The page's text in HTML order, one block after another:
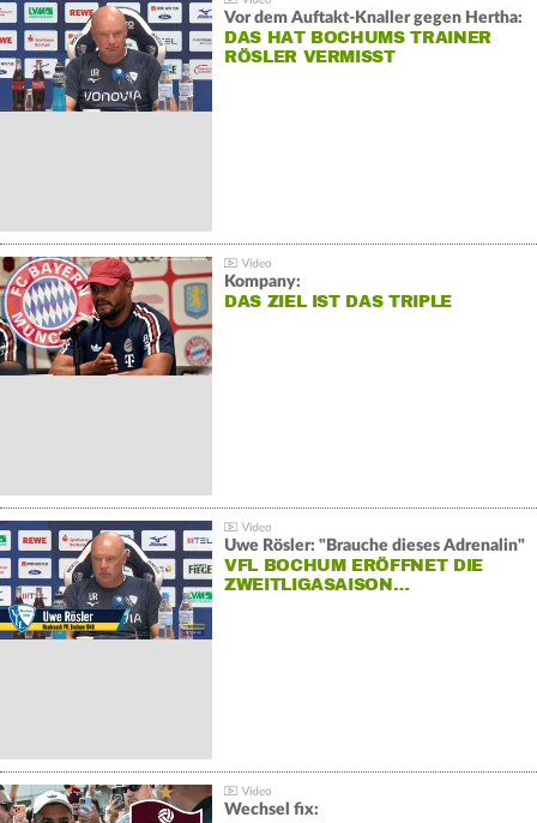
Vor dem Auftakt-Knaller gegen Hertha:
DAS HAT BOCHUMS TRAINER
RÖSLER VERMISST
Kompany:
DAS ZIEL IST DAS TRIPLE
Uwe Rösler: "Brauche dieses Adrenalin"
VFL BOCHUM ERÖFFNET DIE
ZWEITLIGASAISON…
Wechsel fix: